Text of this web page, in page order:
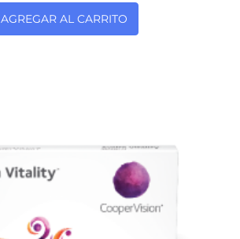
AGREGAR AL CARRITO